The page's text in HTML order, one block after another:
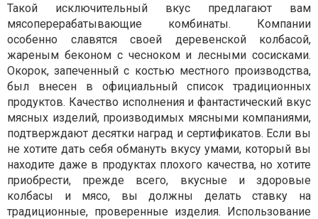
Такой исключительный вкус предлагают вам
мясоперерабатывающие комбинаты. Компании
особенно славятся своей деревенской колбасой,
жареным беконом с чесноком и лесными сосисками.
Окорок, запеченный с костью местного производства,
был внесен в официальный список традиционных
продуктов. Качество исполнения и фантастический вкус
мясных изделий, производимых мясными компаниями,
подтверждают десятки наград и сертификатов. Если вы
не хотите дать себя обмануть вкусу умами, который вы
находите даже в продуктах плохого качества, но хотите
приобрести, прежде всего, вкусные и здоровые
колбасы и мясо, вы должны делать ставку на
традиционные, проверенные изделия. Использование